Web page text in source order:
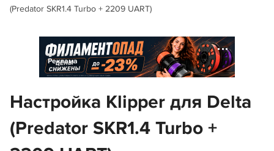
(Predator SKR1.4 Turbo + 2209 UART)
Реклама
Настройка Klipper для Delta
(Predator SKR1.4 Turbo +